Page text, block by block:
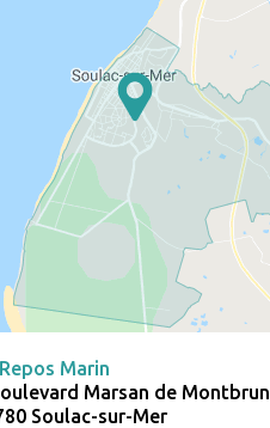
Marin
Marsan de Montbrun
Soulac-sur-Mer